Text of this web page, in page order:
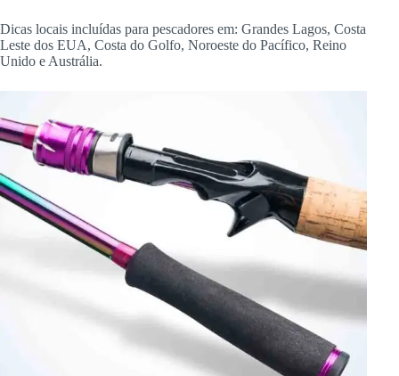
Dicas locais incluídas para pescadores em: Grandes Lagos, Costa
Leste dos EUA, Costa do Golfo, Noroeste do Pacífico, Reino
Unido e Austrália.